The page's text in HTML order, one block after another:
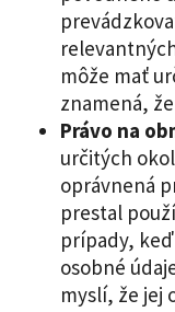
môže mať
znamená,
Právo na
určitých
oprávnená
prestal
prípady,
osobné
myslí, že jej